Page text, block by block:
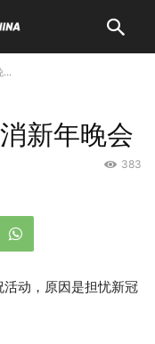
...
新年晚会
383
动，原因是担忧新冠